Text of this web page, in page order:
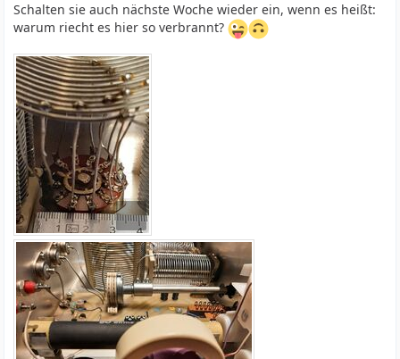
Schalten sie auch nächste Woche wieder ein, wenn es heißt:
warum riecht es hier so verbrannt?